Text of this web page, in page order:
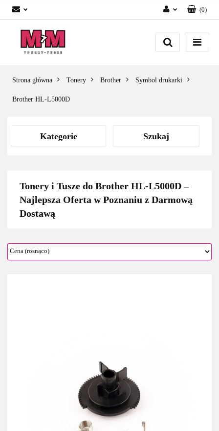
Zaloguj się
Załóż konto
(0)
Strona główna Tonery Brother Symbol drukarki
Brother HL-L5000D
Kategorie Szukaj
Tonery i Tusze do Brother HL-L5000D –
Najlepsza Oferta w Poznaniu z Darmową
Dostawą